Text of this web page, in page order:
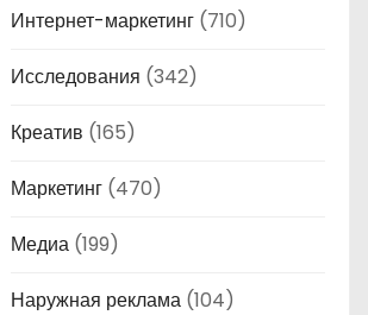
Интернет-маркетинг (710)
Исследования (342)
Креатив (165)
Маркетинг (470)
Медиа (199)
Наружная реклама (104)